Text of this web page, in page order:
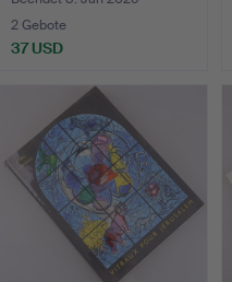
2 Gebote
37 USD